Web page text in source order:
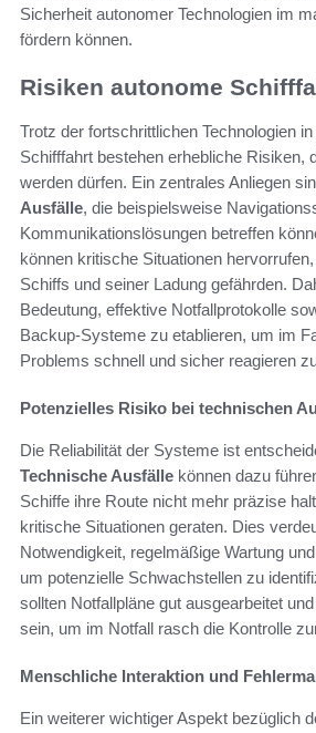
Sicherheit autonomer Technologien im
fördern können.
Risiken autonome
Trotz der fortschrittlichen Technologien
Schifffahrt bestehen erhebliche Risiken,
werden dürfen. Ein zentrales Anliegen
Ausfälle, die beispielsweise
Kommunikationslösungen betreffen
können kritische Situationen
Schiffs und seiner Ladung gefährden.
Bedeutung, effektive Notfallprotokolle
Backup-Systeme zu etablieren, um im
Problems schnell und sicher reagieren
Potenzielles Risiko bei technischen
Die Reliabilität der Systeme ist
Technische Ausfälle können dazu
Schiffe ihre Route nicht mehr präzise
kritische Situationen geraten. Dies
Notwendigkeit, regelmäßige Wartung
um potenzielle Schwachstellen zu
sollten Notfallpläne gut ausgearbeitet
sein, um im Notfall rasch die Kontrolle
Menschliche Interaktion und
Ein weiterer wichtiger Aspekt bezüglich